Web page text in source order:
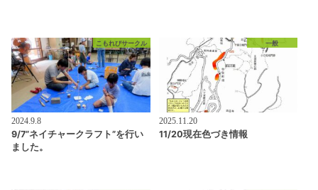
こもれびサークル
2024.9.8
9/7”ネイチャークラフト”を行い
ました。
一般
2025.11.20
11/20現在色づき情報